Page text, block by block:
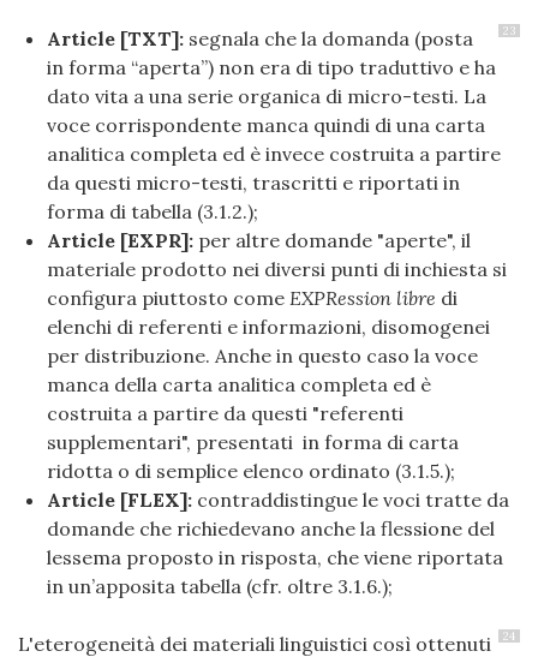
23
Article [TXT]: segnala che la domanda (posta
in forma “aperta”) non era di tipo traduttivo e ha
dato vita a una serie organica di micro-testi. La
voce corrispondente manca quindi di una carta
analitica completa ed è invece costruita a partire
da questi micro-testi, trascritti e riportati in
forma di tabella (3.1.2.);
Article [EXPR]: per altre domande "aperte", il
materiale prodotto nei diversi punti di inchiesta si
configura piuttosto come EXPRession libre di
elenchi di referenti e informazioni, disomogenei
per distribuzione. Anche in questo caso la voce
manca della carta analitica completa ed è
costruita a partire da questi "referenti
supplementari", presentati in forma di carta
ridotta o di semplice elenco ordinato (3.1.5.);
Article [FLEX]: contraddistingue le voci tratte da
domande che richiedevano anche la flessione del
lessema proposto in risposta, che viene riportata
in un’apposita tabella (cfr. oltre 3.1.6.);
24
L'eterogeneità dei materiali linguistici così ottenuti